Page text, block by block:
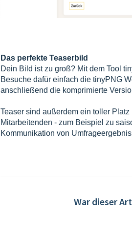
Das perfekte Teaserbild
Dein Bild ist zu groß? Mit dem Tool
Besuche dafür einfach die tinyPNG
anschließend die komprimierte
Teaser sind außerdem ein toller
Mitarbeitenden - zum Beispiel zu
Kommunikation von
War dieser